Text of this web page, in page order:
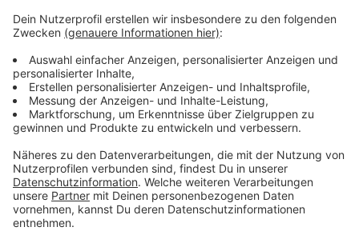
sammeln. Bitte lesen Sie die
Nutzung des Service zu, um dieses
Video anzusehen.
Mehr Informationen
Akzeptieren
powered byUsercentrics Consent
Management Platform
Das französische Produzenten-Duo "French Fuse" hat
einen Remix mit der Stimme von Rylyn Clark zu "Three
Little Birds" herausgebracht und für einen Internet-Hit
gesorgt.
Anzeige